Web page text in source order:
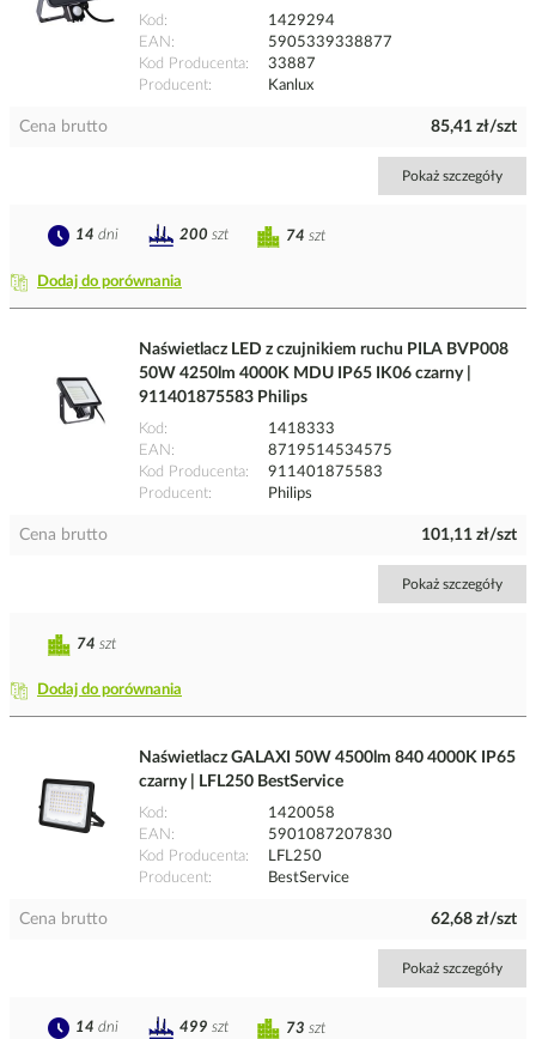
Kod
1429294
EAN
5905339338877
Kod Producenta
33887
Producent
Kanlux
Cena brutto 85,41 zł/szt
Pokaż szczegóły
Dodaj do porównania
74 szt
14 dni 200 szt
Naświetlacz LED z czujnikiem ruchu PILA BVP008
50W 4250lm 4000K MDU IP65 IK06 czarny |
911401875583 Philips
Kod
1418333
EAN
8719514534575
Kod Producenta
911401875583
Producent
Philips
Cena brutto 101,11 zł/szt
Pokaż szczegóły
Dodaj do porównania
74 szt
Naświetlacz GALAXI 50W 4500lm 840 4000K IP65
czarny | LFL250 BestService
Kod
1420058
EAN
5901087207830
Kod Producenta
LFL250
Producent
BestService
Cena brutto 62,68 zł/szt
Pokaż szczegóły
73 szt
14 dni 499 szt